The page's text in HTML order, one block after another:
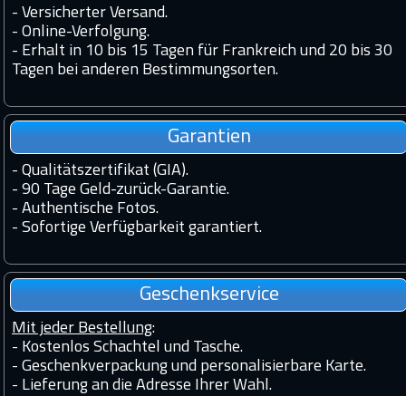
- Versicherter Versand.
- Online-Verfolgung.
- Erhalt in 10 bis 15 Tagen für Frankreich und 20 bis 30
Tagen bei anderen Bestimmungsorten.
Garantien
- Qualitätszertifikat (GIA).
- 90 Tage Geld-zurück-Garantie.
- Authentische Fotos.
- Sofortige Verfügbarkeit garantiert.
Geschenkservice
Mit jeder Bestellung:
- Kostenlos Schachtel und Tasche.
- Geschenkverpackung und personalisierbare Karte.
- Lieferung an die Adresse Ihrer Wahl.